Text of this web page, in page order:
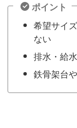
ポイント
希望サイ
ない
排水・給
鉄骨架台